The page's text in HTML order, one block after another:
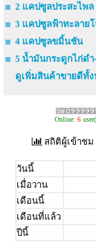
2 แคปซูลประสะไพล
3 แคปซูลฟ้าทะลายโ
4 แคปซูลขมิ้นชัน
5 น้ำมันกระดูกไก่ด
ดูเพิ่มสินค้าขายดีทั้ง
Online: 6
สถิติผู้เข้าชม
วันนี้
เมื่อวาน
เดือนนี้
เดือนที่แล้ว
ปีนี้